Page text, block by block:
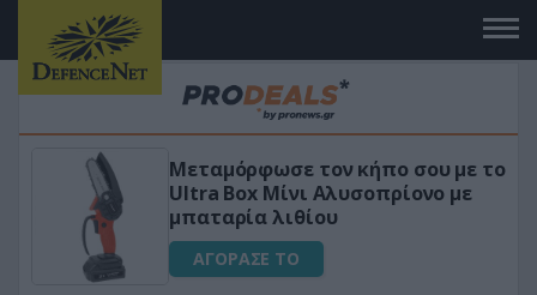
Μεταμόρφωσε τον κήπο σου με το
Ultra Box Μίνι Αλυσοπρίονο με
μπαταρία λιθίου
ΑΓΟΡΑΣΕ ΤΟ